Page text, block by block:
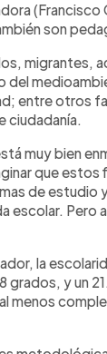
(Francisco
son
migrantes,
del
entre otros
ciudadanía.
muy bien
que estos
de estudio
escolar. Pero
la
grados, y un
menos